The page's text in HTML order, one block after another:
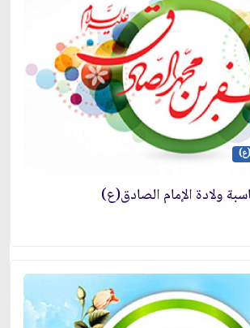
ولادة الإمام الصادق(ع)